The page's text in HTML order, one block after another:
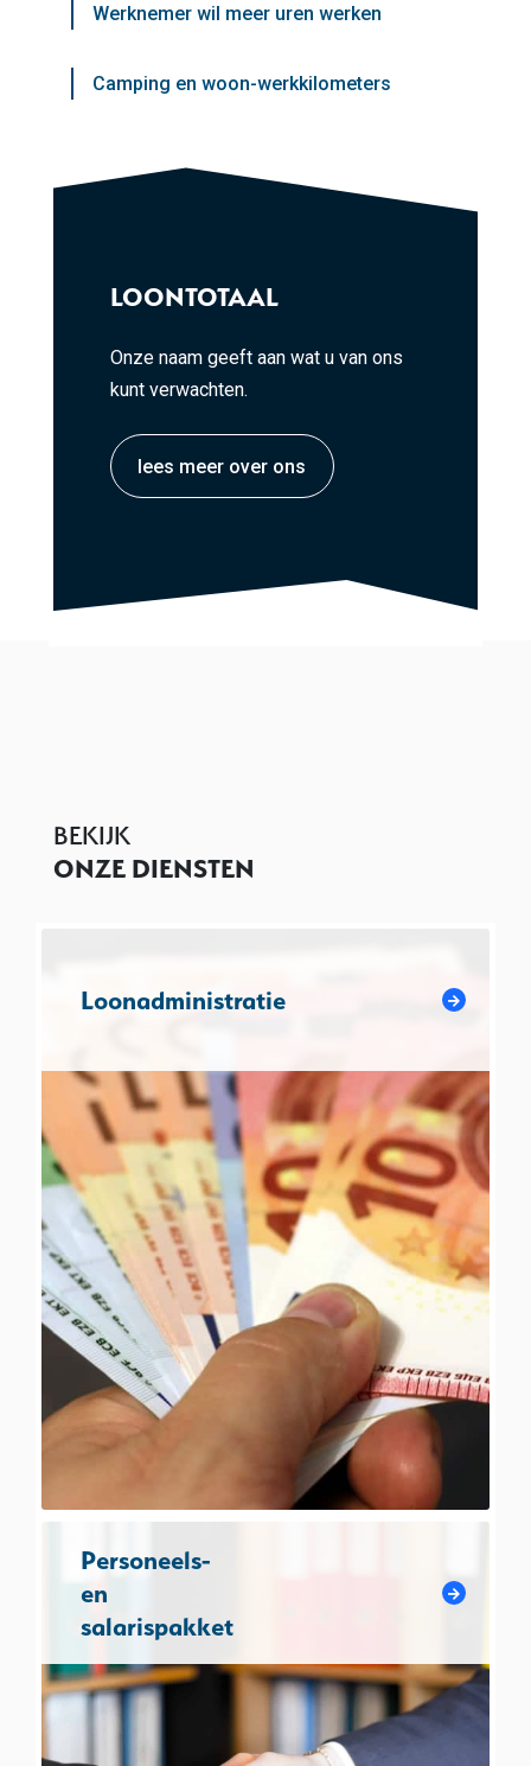
Werknemer wil meer uren werken
Camping en woon-werkkilometers
LOONTOTAAL
Onze naam geeft aan wat u van ons
kunt verwachten.
lees meer over ons
BEKIJK
ONZE DIENSTEN
Loonadministratie
Personeels-
en
salarispakket